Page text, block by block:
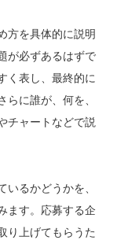
方を具体的に説明
が必ずあるはずで
く表し、最終的に
に誰が、何を、
チャートなどで説
るかどうかを、
ます。応募する企
り上げてもらうた